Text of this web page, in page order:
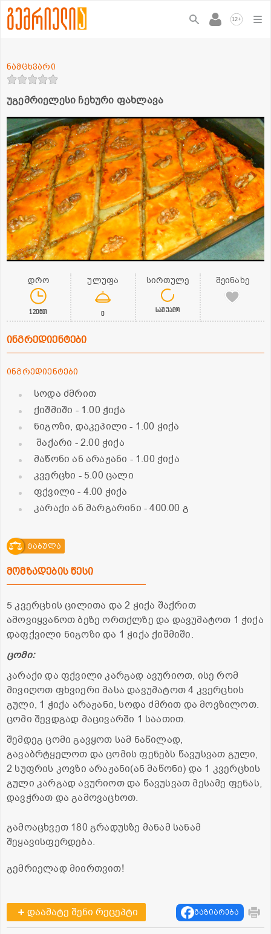
12+
უგემრიელესი ჩეხური ფახლავა
ნამცხვარი
დრო
120წთ
ულუფა
0
სირთულე
საშუალო
შეინახე
ინგრედიენტები
ინგრედიენტები
სოდა ძმრით
ქიშმიში - 1.00 ჭიქა
ნიგოზი, დაკეპილი- 1.00 ჭიქა
შაქარი - 2.00 ჭიქა
მაწონი ან არაჟანი - 1.00 ჭიქა
კვერცხი - 5.00 ცალი
ფქვილი- 4.00 ჭიქა
კარაქი ან მარგარინი - 400.00 გ
ტაბულა
მომზადების წესი
5 კვერცხის ცილითა და 2 ჭიქა შაქრით
ამოვიყვანოთ ბეზე ორთქლზე და დავუმატოთ 1 ჭიქა
დაფქვილი ნიგოზი და 1 ჭიქა ქიშმიში.
ცომი:
კარაქი და ფქვილი კარგად ავურიოთ, ისე რომ
მივიღოთ ფხვიერი მასა დავუმატოთ 4 კვერცხის
გული, 1 ჭიქა არაჟანი, სოდა ძმრით და მოვზილოთ.
ცომი შევდგად მაცივარში 1 საათით.
შემდეგ ცომი გავყოთ სამ ნაწილად,
გავაბრტყელოთ და ცომის ფენებს წავუსვათ გული,
2 სუფრის კოვზი არაჟანი(ან მაწონი) და 1 კვერცხის
გული კარგად ავურიოთ და წავუსვათ მესამე ფენას,
დავჭრათ და გამოვაცხოთ.
გამოაცხვეთ 180 გრადუსზე მანამ სანამ
შეყავისფერდება.
გემრიელად მიირთვით!
დაამატე შენი რეცეპტი გაზიარება